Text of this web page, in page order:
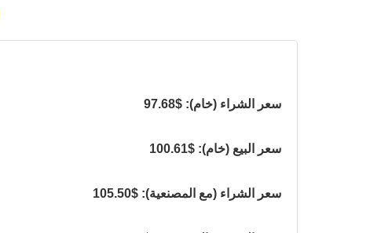
سعر الشراء (خام): $97.68
سعر البيع (خام): $100.61
سعر الشراء (مع المصنعية): $105.50